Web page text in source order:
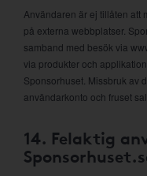
Användaren är ej tillåten att
på externa webbplatser.
samband med besök via
via produkter och
Sponsorhuset. Missbruk av
användarkonto och fruset
14. Felaktig